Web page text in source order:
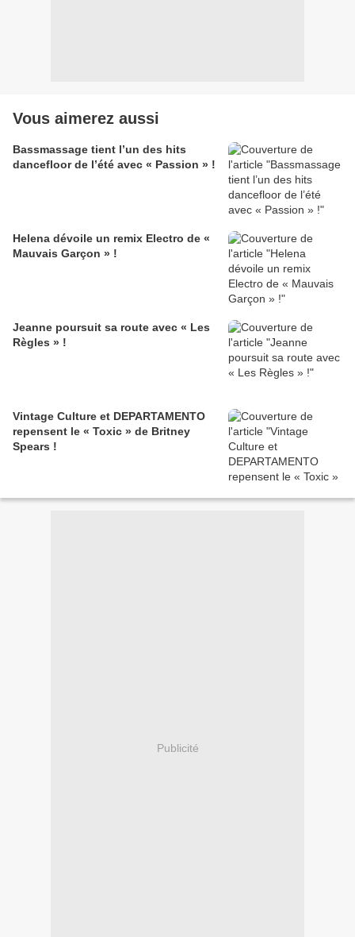
Vous aimerez aussi
Bassmassage tient l’un des hits
dancefloor de l’été avec « Passion » !
Helena dévoile un remix Electro de «
Mauvais Garçon » !
Jeanne poursuit sa route avec « Les
Règles » !
Vintage Culture et DEPARTAMENTO
repensent le « Toxic » de Britney
Spears !
Publicité